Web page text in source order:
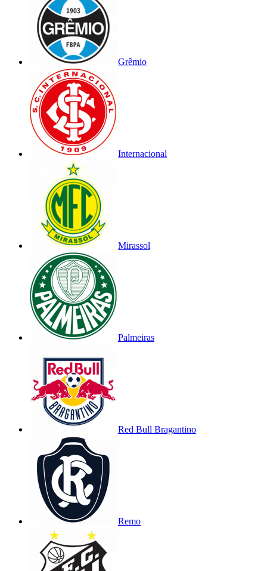
Grêmio
Internacional
Mirassol
Palmeiras
Red Bull Bragantino
Remo